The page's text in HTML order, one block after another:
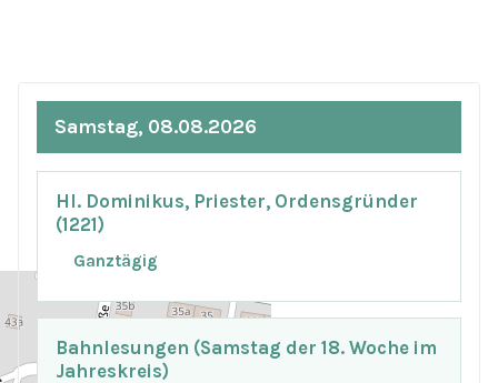
Samstag, 08.08.2026
Hl. Dominikus, Priester, Ordensgründer
(1221)
Ganztägig
Bahnlesungen (Samstag der 18. Woche im
Jahreskreis)